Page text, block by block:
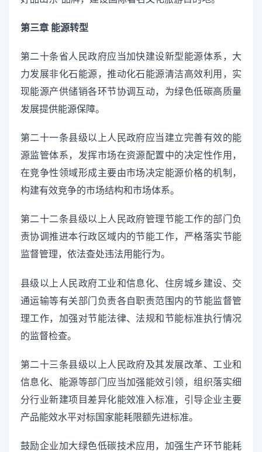
第三章 能源转型
第二十条省人民政府应当加快建设新型能源体系，大
力发展非化石能源，推动化石能源清洁高效利用，实
现能源产供储销各环节协调互动，为绿色低碳高质量
发展提供能源保障。
第二十一条县级以上人民政府应当建立完善有效的能
源监管体系，发挥市场在资源配置中的决定性作用，
在竞争性领域形成主要由市场决定能源价格的机制，
构建有效竞争的市场结构和市场体系。
第二十二条县级以上人民政府管理节能工作的部门负
责协调推进本行政区域内的节能工作，严格落实节能
监督管理，依法查处违法用能行为。
县级以上人民政府工业和信息化、住房城乡建设、交
通运输等有关部门负责各自职责范围内的节能监督管
理工作，加强对节能法律、法规和节能标准执行情况
的监督检查。
第二十三条县级以上人民政府及其发展改革、工业和
信息化、能源等部门应当加强能效引领，组织落实细
分行业新建项目差异化能效准入标准，引导企业主要
产品能效水平对标国家能耗限额先进标准。
鼓励企业加大绿色低碳技术应用，加强生产环节能耗